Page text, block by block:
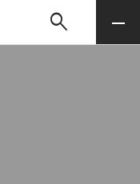
Söksearch Meny